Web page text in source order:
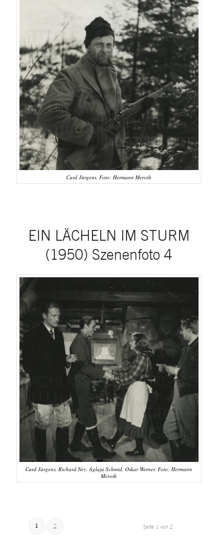
Curd Jürgens. Foto: Hermann Meroth
EIN LÄCHELN IM STURM
(1950) Szenenfoto 4
Curd Jürgens, Richard Ney, Aglaja Schmid, Oskar Werner. Foto: Hermann
Meroth
Seite 1 von 2
1 2